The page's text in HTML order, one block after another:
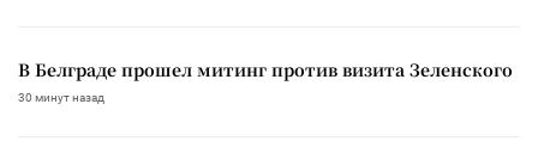
В Белграде прошел митинг против визита Зеленского
30 минут назад